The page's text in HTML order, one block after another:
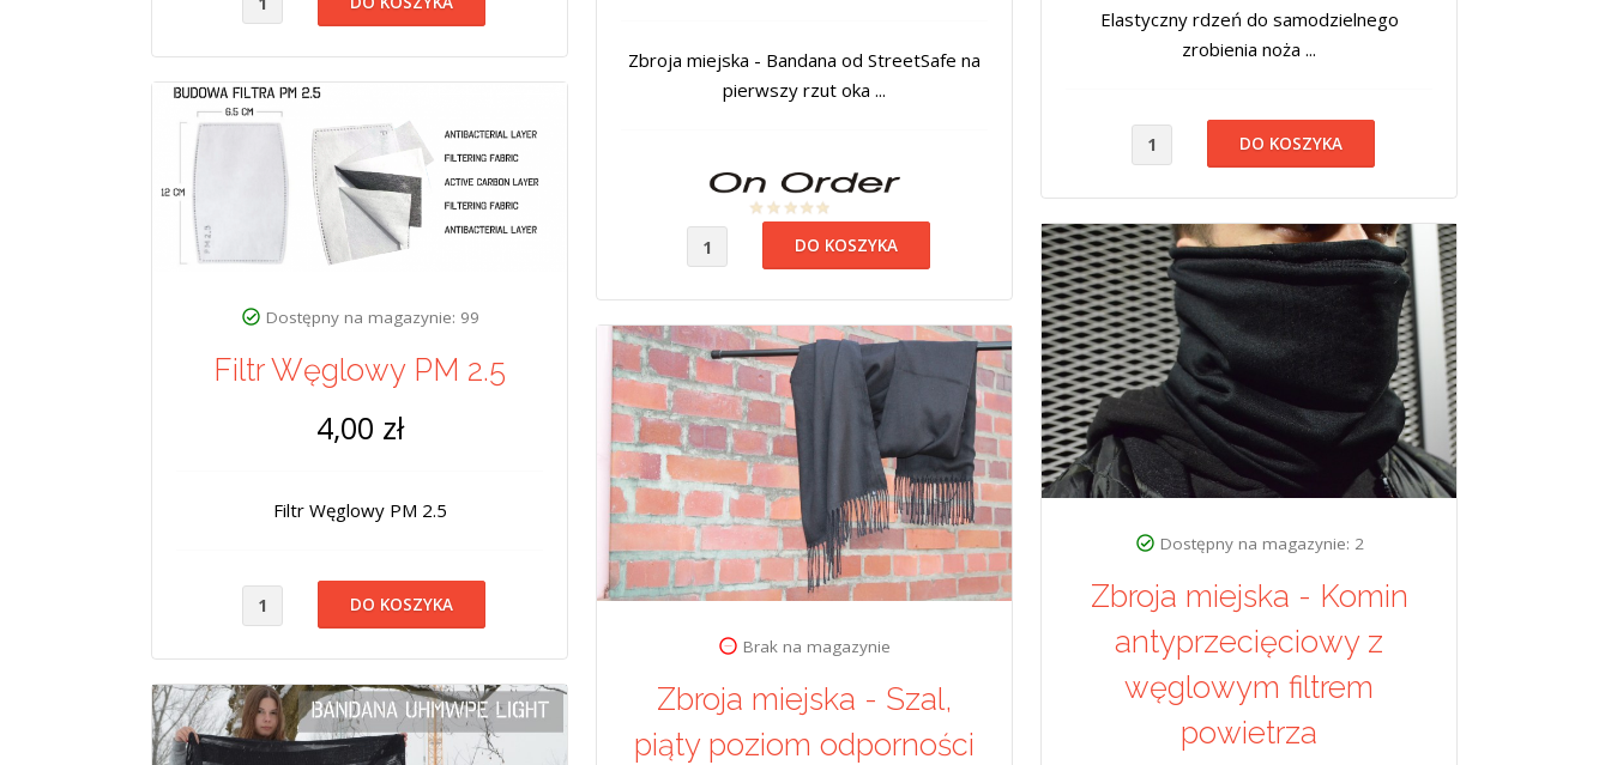
Zbroja miejska - Bandana od StreetSafe na
pierwszy rzut oka ...
Elastyczny rdzeń do samodzielnego
zrobienia noża ...
Dostępny na magazynie: 99
Filtr Węglowy PM 2.5
4,00 zł
Filtr Węglowy PM 2.5
Dostępny na magazynie: 2
Zbroja miejska - Komin
antyprzecięciowy z
węglowym filtrem
powietrza
Brak na magazynie
Zbroja miejska - Szal,
piąty poziom odporności